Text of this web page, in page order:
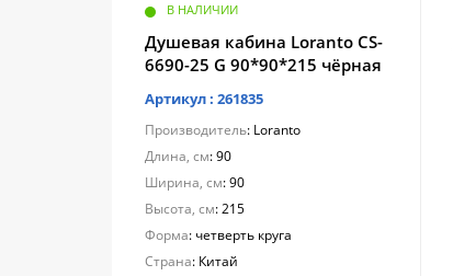
В НАЛИЧИИ
Душевая кабина Loranto CS-
6690-25 G 90*90*215 чёрная
Артикул : 261835
Производитель: Loranto
Длина, см: 90
Ширина, см: 90
Высота, см: 215
Форма: четверть круга
Страна: Китай